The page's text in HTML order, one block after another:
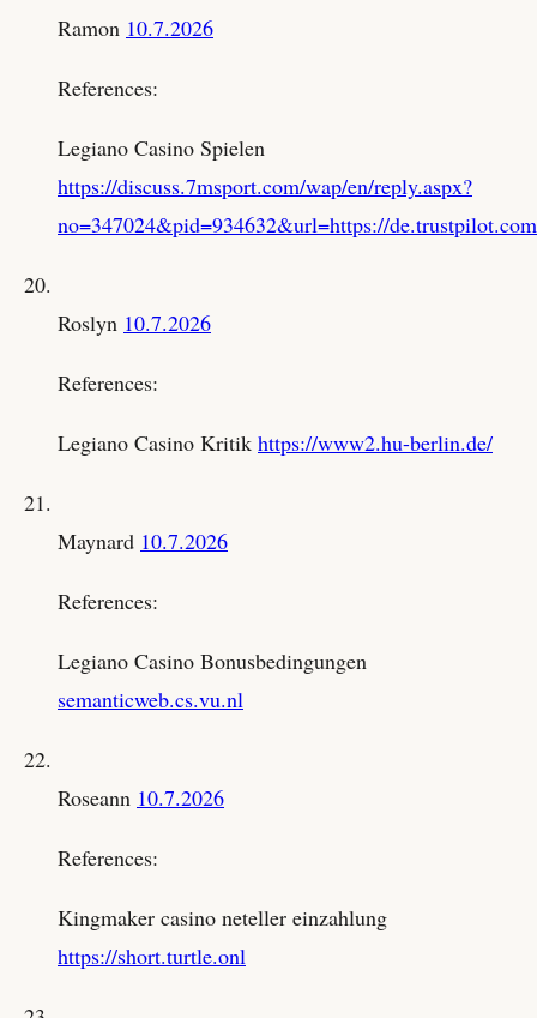
Ramon 10.7.2026
References:
Legiano Casino Spielen
https://discuss.7msport.com/wap/en/reply.aspx?
no=347024&pid=934632&url=https://
Roslyn 10.7.2026
References:
Legiano Casino Kritik https://www2.hu-berlin.de/
Maynard 10.7.2026
References:
Legiano Casino Bonusbedingungen
semanticweb.cs.vu.nl
Roseann 10.7.2026
References:
Kingmaker casino neteller einzahlung
https://short.turtle.onl